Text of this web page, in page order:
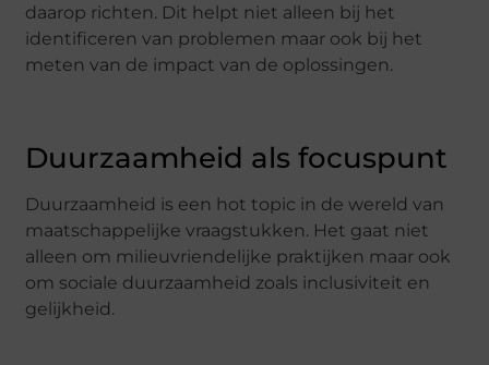
daarop richten. Dit helpt niet alleen bij het
identificeren van problemen maar ook bij het
meten van de impact van de oplossingen.
Duurzaamheid als focuspunt
Duurzaamheid is een hot topic in de wereld van
maatschappelijke vraagstukken. Het gaat niet
alleen om milieuvriendelijke praktijken maar ook
om sociale duurzaamheid zoals inclusiviteit en
gelijkheid.